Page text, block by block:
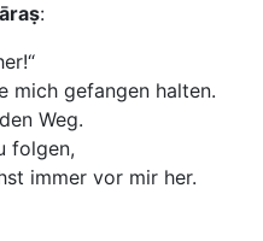
:
mich gefangen halten.
Weg.
folgen,
immer vor mir her.